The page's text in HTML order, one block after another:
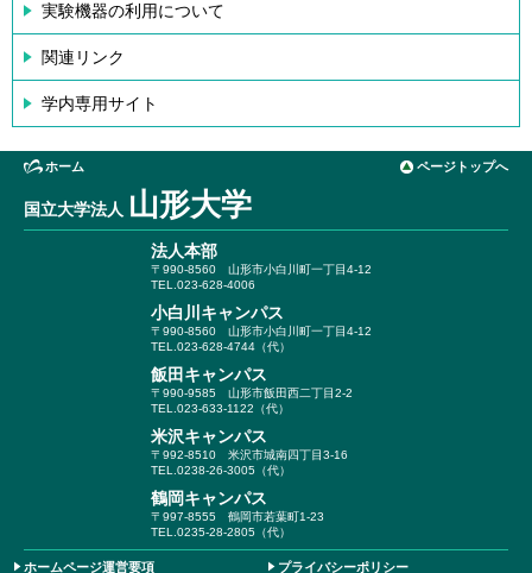
実験機器の利用について
関連リンク
学内専用サイト
ホーム ページトップへ
国立大学法人 山形大学
法人本部
〒990-8560 山形市小白川町一丁目4-12
TEL.023-628-4006
小白川キャンパス
〒990-8560 山形市小白川町一丁目4-12
TEL.023-628-4744（代）
飯田キャンパス
〒990-9585 山形市飯田西二丁目2-2
TEL.023-633-1122（代）
米沢キャンパス
〒992-8510 米沢市城南四丁目3-16
TEL.0238-26-3005（代）
鶴岡キャンパス
〒997-8555 鶴岡市若葉町1-23
TEL.0235-28-2805（代）
ホームページ運営要項 プライバシーポリシー